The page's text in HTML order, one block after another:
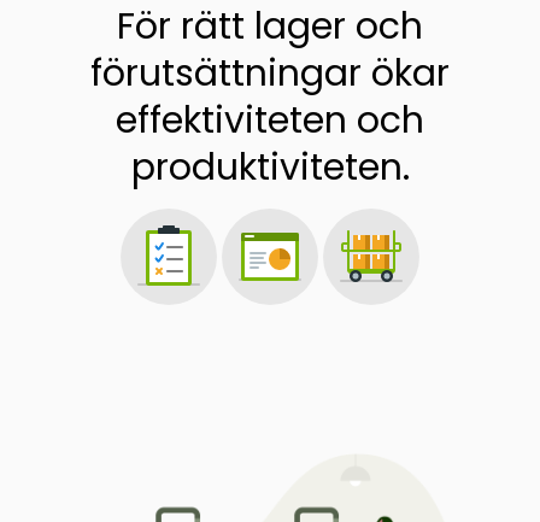
För rätt lager och
förutsättningar ökar
effektiviteten och
produktiviteten.